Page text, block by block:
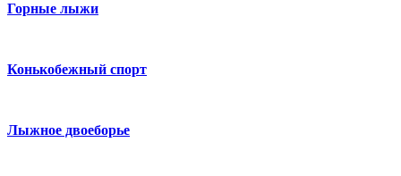
Горные лыжи
Конькобежный спорт
Лыжное двоеборье